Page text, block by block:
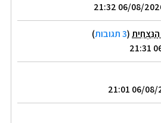
(3 תגובות
)